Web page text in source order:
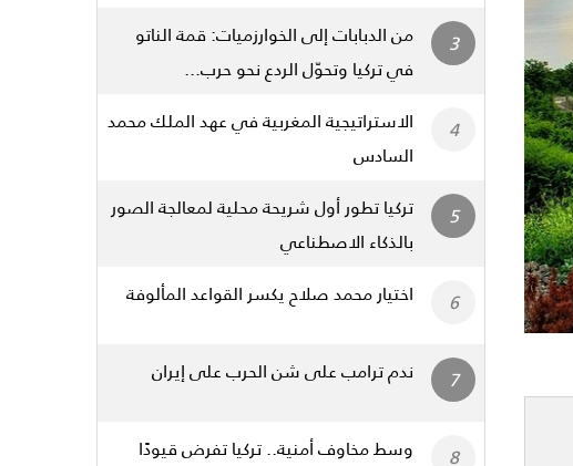
من الدبابات إلى الخوارزميات: قمة الناتو
في تركيا وتحوّل الردع نحو حرب...
الاستراتيجية المغربية في عهد الملك محمد
السادس
تركيا تطور أول شريحة محلية لمعالجة الصور
بالذكاء الاصطناعي
اختيار محمد صلاح يكسر القواعد المألوفة
ندم ترامب على شن الحرب على إيران
وسط مخاوف أمنية.. تركيا تفرض قيودًا